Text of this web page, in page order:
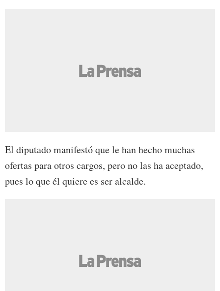
El diputado manifestó que le han hecho muchas
ofertas para otros cargos, pero no las ha aceptado,
pues lo que él quiere es ser alcalde.